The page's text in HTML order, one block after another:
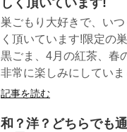
巣ごもり大好きで、い
く頂いています!限定の
黒ごま、4月の紅茶、春
非常に楽しみにしていま
記事を読む
和？洋？どちらでも